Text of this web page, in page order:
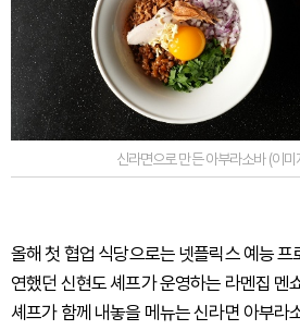
신라면으로 만든 아부라소바 (이
올해 첫 협업 식당으로는 넷플릭스 예능
연했던 신현도 셰프가 운영하는 라멘집 멘
셰프가 함께 내놓을 메뉴는 신라면 아부라